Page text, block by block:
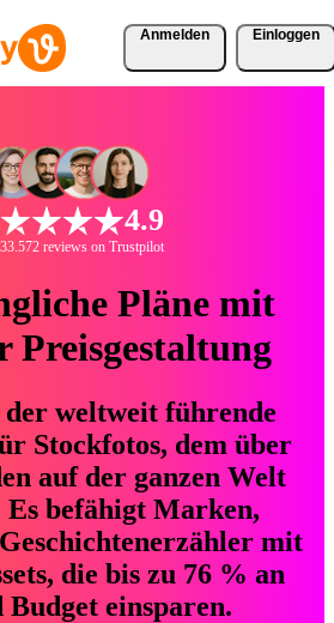
Anmelden Einloggen
4.9
reviews on Trustpilot
Pläne mit
Preisgestaltung
der weltweit führende
Stockfotos, dem über
auf der ganzen Welt
befähigt Marken,
mit
die bis zu 76 % an
Budget einsparen.